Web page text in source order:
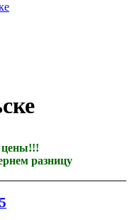
цены!!!
разницу